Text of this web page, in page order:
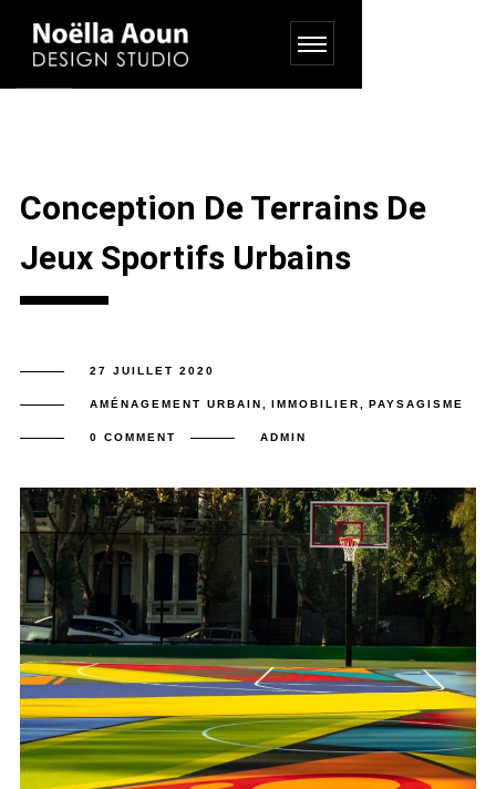
Conception De Terrains De
Jeux Sportifs Urbains
27 JUILLET 2020
AMÉNAGEMENT URBAIN IMMOBILIER PAYSAGISME
0 COMMENT ADMIN